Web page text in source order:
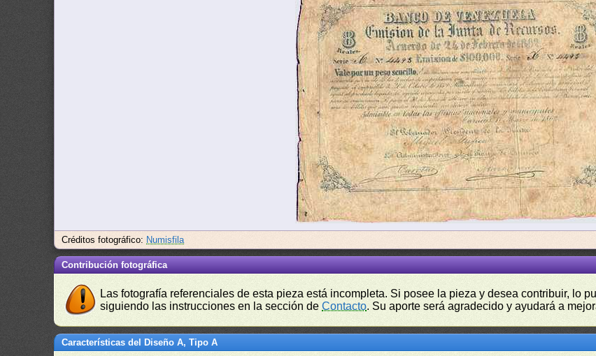
Créditos fotográfico: Numisfila
Contribución fotográfica
Las fotografía referenciales de esta pieza está incompleta. Si posee la pieza y desea contribuir, lo
siguiendo las instrucciones en la sección deContacto. Su aporte será agradecido y ayudará a
Características del Diseño A, Tipo A